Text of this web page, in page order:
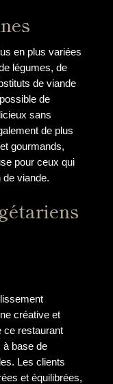
en plus variées
légumes, de
de viande
de
sans
de plus
gourmands,
pour ceux qui
viande.
créative et
ce restaurant
à base de
Les clients
et équilibrées,